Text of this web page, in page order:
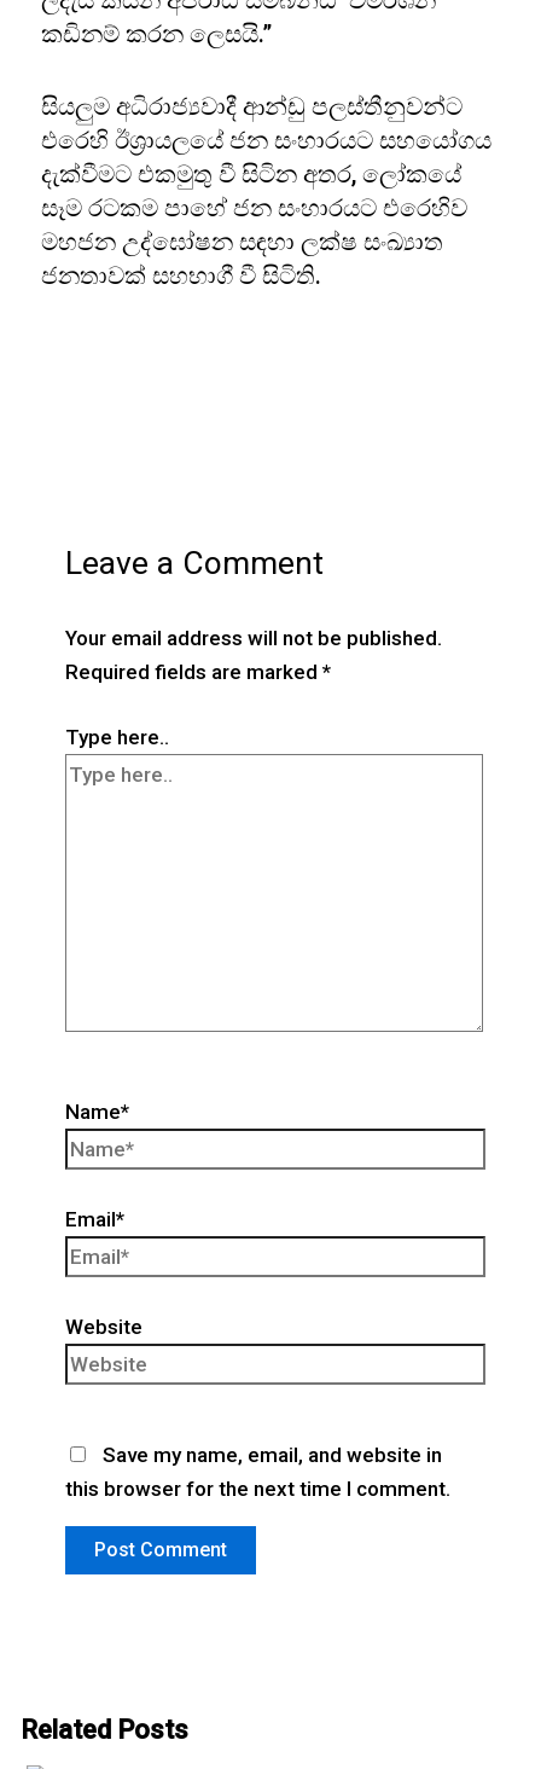
කඩිනම් කරන ලෙසයි.”
සියලුම අධිරාජ්‍යවාදී ආන්ඩු පලස්තීනුවන්ට
එරෙහි ඊශ්‍රායලයේ ජන සංහාරයට සහයෝගය
දැක්වීමට එකමුතු වී සිටින අතර, ලෝකයේ
සෑම රටකම පාහේ ජන සංහාරයට එරෙහිව
මහජන උද්ඝෝෂන සඳහා ලක්ෂ සංඛ්‍යාත
ජනතාවක් සහභාගී වී සිටිති.
Leave a Comment
Your email address will not be published.
Required fields are marked *
Type here..
Name*
Email*
Website
Save my name, email, and website in
this browser for the next time I comment.
Related Posts